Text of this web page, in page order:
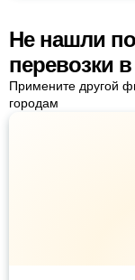
Не нашли
перевозки
Примените другой
городам